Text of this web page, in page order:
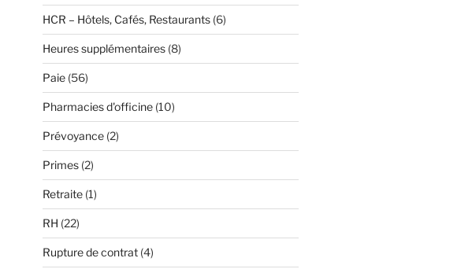
HCR – Hôtels, Cafés, Restaurants(6)
Heures supplémentaires(8)
Paie(56)
Pharmacies d'officine(10)
Prévoyance(2)
Primes(2)
Retraite(1)
RH (22)
Rupture de contrat(4)